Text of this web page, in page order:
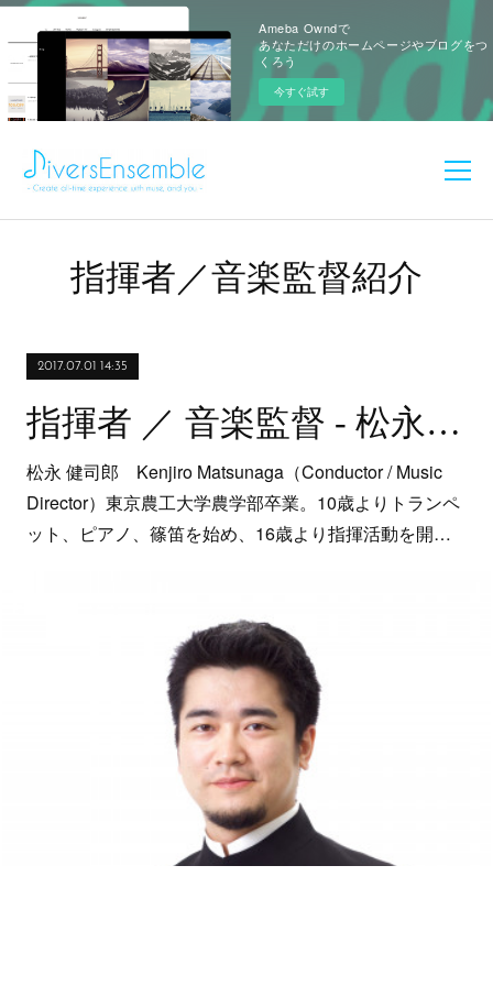
Ameba Owndで
あなただけのホームページやブログをつ
くろう
今すぐ試す
指揮者／音楽監督紹介
2017.07.01 14:35
指揮者 ／ 音楽監督 - 松永 健司郎
松永 健司郎 Kenjiro Matsunaga（Conductor / Music
Director）東京農工大学農学部卒業。10歳よりトランペ
ット、ピアノ、篠笛を始め、16歳より指揮活動を開…